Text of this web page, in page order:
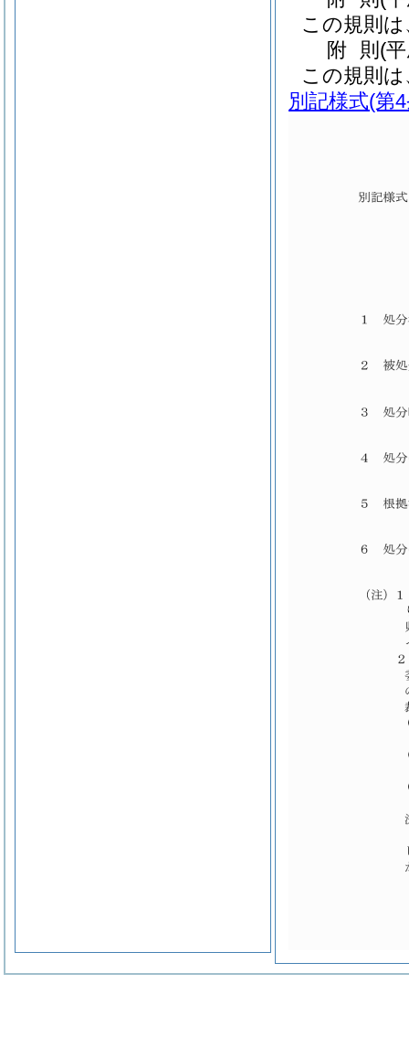
この規則
附 則 (
この規則
別記様式(第